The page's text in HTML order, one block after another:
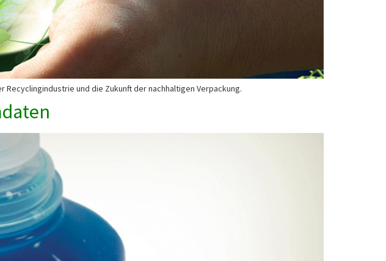
Recyclingindustrie und die Zukunft der nachhaltigen Verpackung.